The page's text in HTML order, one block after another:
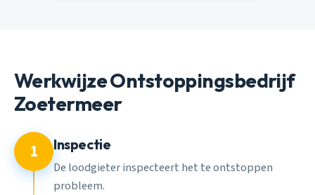
Werkwijze Ontstoppingsbedrijf
Zoetermeer
1 Inspectie
De loodgieter inspecteert het te ontstoppen
probleem.